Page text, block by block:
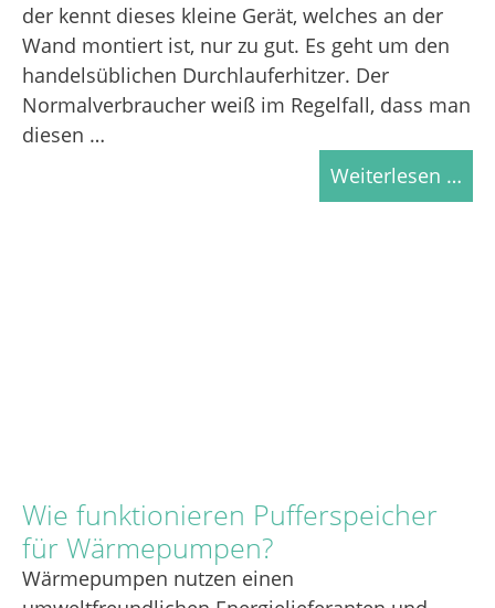
der kennt dieses kleine Gerät, welches an der
Wand montiert ist, nur zu gut. Es geht um den
handelsüblichen Durchlauferhitzer. Der
Normalverbraucher weiß im Regelfall, dass man
diesen …
Weiterlesen …
Wie funktionieren Pufferspeicher
für Wärmepumpen?
Wärmepumpen nutzen einen